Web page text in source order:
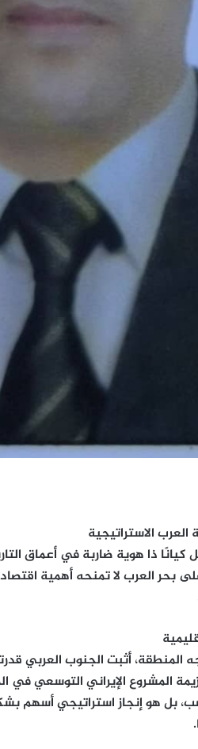
العرب الاستراتيجية
ذا هوية ضاربة في أعماق
بحر العرب لا تمنحه أهمية
أثبت الجنوب العربي
المشروع الإيراني التوسعي في
بل هو إنجاز استراتيجي أسهم